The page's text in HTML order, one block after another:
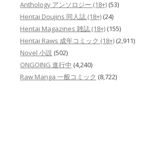
Anthology アンソロジー (18+) (53)
Hentai Doujins 同人誌 (18+) (24)
Hentai Magazines 雑誌 (18+) (155)
Hentai Raws 成年コミック (18+) (2,911)
Novel 小説 (502)
ONGOING 進行中 (4,240)
Raw Manga 一般コミック (8,722)